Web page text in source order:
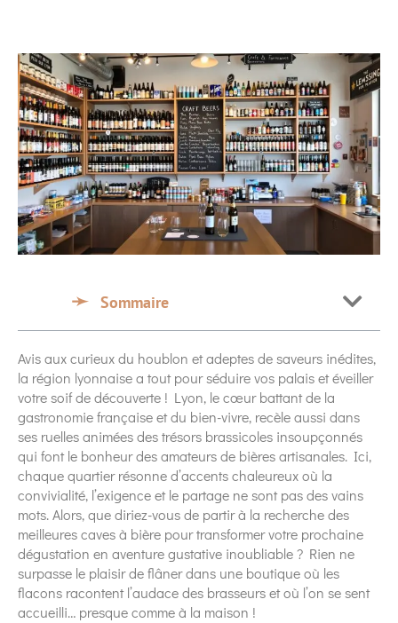
Sommaire
Avis aux curieux du houblon et adeptes de saveurs inédites,
la région lyonnaise a tout pour séduire vos palais et éveiller
votre soif de découverte ! Lyon, le cœur battant de la
gastronomie française et du bien-vivre, recèle aussi dans
ses ruelles animées des trésors brassicoles insoupçonnés
qui font le bonheur des amateurs de bières artisanales. Ici,
chaque quartier résonne d’accents chaleureux où la
convivialité, l’exigence et le partage ne sont pas des vains
mots. Alors, que diriez-vous de partir à la recherche des
meilleures caves à bière pour transformer votre prochaine
dégustation en aventure gustative inoubliable ? Rien ne
surpasse le plaisir de flâner dans une boutique où les
flacons racontent l’audace des brasseurs et où l’on se sent
accueilli… presque comme à la maison !